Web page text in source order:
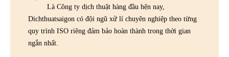
Là Công ty dịch thuật hàng đầu hện nay,
Dichthuatsaigon có đội ngũ xử lí chuyên nghiệp theo từng
quy trình ISO riêng đảm bảo hoàn thành trong thời gian
ngắn nhất.